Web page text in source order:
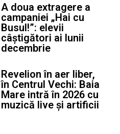
A doua extragere a
campaniei „Hai cu
Busul!”: elevii
câștigători ai lunii
decembrie
Revelion în aer liber,
în Centrul Vechi: Baia
Mare intră în 2026 cu
muzică live și artificii